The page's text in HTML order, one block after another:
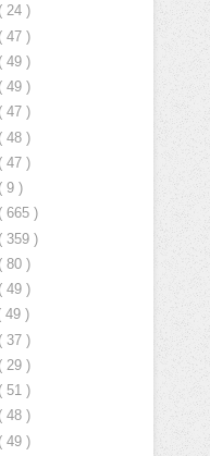
( 24 )
( 47 )
( 49 )
( 49 )
( 47 )
( 48 )
( 47 )
( 9 )
( 665 )
( 359 )
( 80 )
( 49 )
49 )
( 37 )
( 29 )
( 51 )
( 48 )
( 49 )